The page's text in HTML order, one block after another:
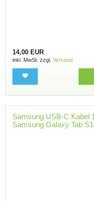
14,00 EUR
inkl. MwSt. zzgl. Versand
Samsung USB-C Kabel
Samsung Galaxy Tab